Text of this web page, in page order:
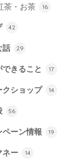
茶・お茶 16
42
話 29
きること 17
クショップ 14
56
ーン情報 19
ネー 14